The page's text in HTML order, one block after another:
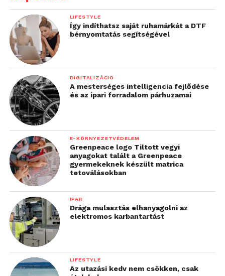
LIFESTYLE
Így indíthatsz saját ruhamárkát a DTF
bérnyomtatás segítségével
DIGITALIZÁCIÓ
A mesterséges intelligencia fejlődése
és az ipari forradalom párhuzamai
E-KÖRNYEZETVÉDELEM
Greenpeace logo Tiltott vegyi
anyagokat talált a Greenpeace
gyermekeknek készült matrica
tetoválásokban
IPAR
Drága mulasztás elhanyagolni az
elektromos karbantartást
LIFESTYLE
Az utazási kedv nem csökken, csak